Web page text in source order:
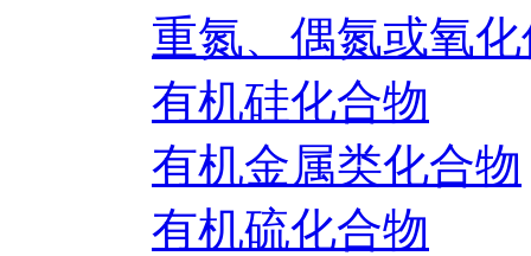
重氮、偶氮或氧
有机硅化合物
有机金属类化合物
有机硫化合物